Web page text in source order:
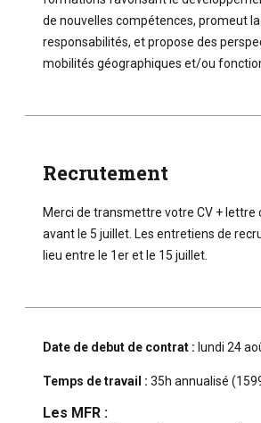
de nouvelles compétences, promeut
responsabilités, et propose des
mobilités géographiques et/ou
Recrutement
Merci de transmettre votre CV + lettre
avant le 5 juillet. Les entretiens de
lieu entre le 1er et le 15 juillet.
Date de debut de contrat : lundi 24
Temps de travail : 35h annualisé
Les MFR :